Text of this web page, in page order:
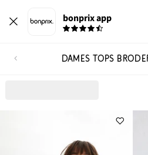
bonprix app
DAMES TOPS